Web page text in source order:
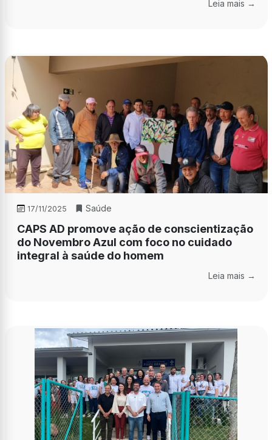
Leia mais →
17/11/2025 Saúde
CAPS AD promove ação de conscientização
do Novembro Azul com foco no cuidado
integral à saúde do homem
Leia mais →